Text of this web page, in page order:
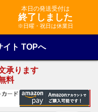
本日の発送受付は
終了しました
※日曜・祝日は休業日
ト TOPへ
承ります
料